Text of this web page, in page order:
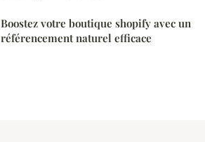
Boostez votre boutique shopify avec un
référencement naturel efficace